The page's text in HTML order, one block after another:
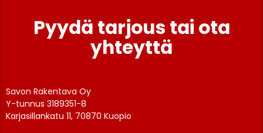
Pyydä tarjous tai ota
yhteyttä
Savon Rakentava Oy
Y-tunnus 3189351-8
Karjasillankatu 11, 70870 Kuopio